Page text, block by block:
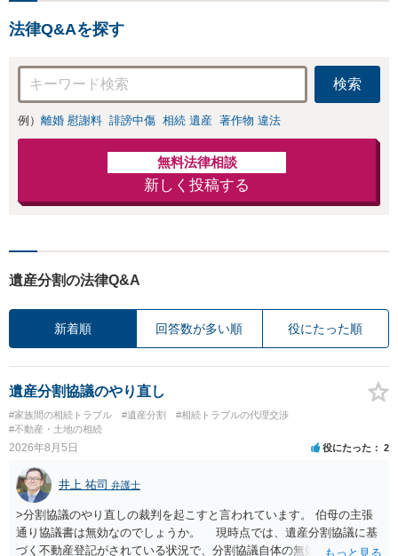
法律Q&Aを探す
検索
例） 離婚 慰謝料 誹謗中傷 相続 遺産 著作物 違法
無料法律相談
新しく投稿する
遺産分割の法律Q&A
新着順 回答数が多い順 役にたった順
遺産分割協議のやり直し
#家族間の相続トラブル #遺産分割
#相続トラブルの代理交渉
#不動産・土地の相続
2026年8月5日 役にたった 2
井上 祐司 弁護士
>分割協議のやり直しの裁判を起こすと言われています。 伯母の主張
通り協議書は無効なのでしょうか。 現時点では、遺産分割協議に基
づく不動産登記がされている状況で、分割協議自体の無効を裁判所が